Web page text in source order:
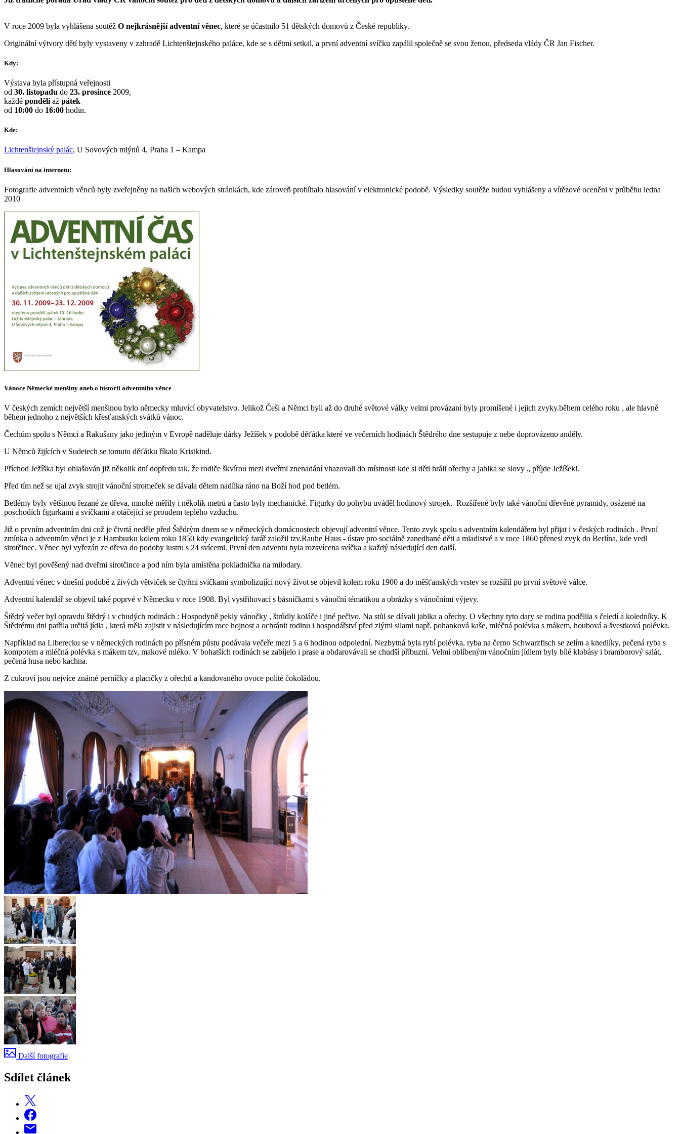
V roce 2009 byla vyhlášena soutěž O nejkrásnější adventní věnec, které se účastnilo 51 dětských domovů z České republiky.
Originální výtvory dětí byly vystaveny v zahradě Lichtenštejnského paláce, kde se s dětmi setkal, a první adventní svíčku zapálil společně se svou ženou, předseda vlády ČR Jan Fischer.
Kdy:
Výstava byla přístupná veřejnosti
od 30. listopadu do 23. prosince 2009,
každé pondělíaž pátek
od 10:00 do 16:00 hodin.
Kde:
Lichtenštejnský palác, U Sovových mlýnů 4, Praha 1 – Kampa
Hlasování na internetu:
Fotografie adventních věnců byly zveřejněny na našich webových stránkách, kde zároveň probíhalo hlasování v elektronické podobě. Výsledky soutěže budou vyhlášeny a vítězové oceněni v průběhu ledna
2010
Vánoce Německé menšiny aneb o historii adventního věnce
V českých zemích největší menšinou bylo německy mluvící obyvatelstvo. Jelikož Češi a Němci byli až do druhé světové války velmi provázaní byly promíšené i jejich zvyky.během celého roku , ale hlavně
během jednoho z největších křesťanských svátků vánoc.
Čechům spolu s Němci a Rakušany jako jediným v Evropě naděluje dárky Ježíšek v podobě děťátka které ve večerních hodinách Štědrého dne sestupuje z nebe doprovázeno anděly.
U Němců žijících v Sudetech se tomuto děťátku říkalo Kristkind.
Příchod Ježíška byl ohlašován již několik dní dopředu tak, že rodiče škvírou mezi dveřmi znenadání vhazovali do místnosti kde si děti hráli ořechy a jablka se slovy „ příjde Ježíšek!.
Před tím než se ujal zvyk strojit vánoční stromeček se dávala dětem nadílka ráno na Boží hod pod betlém.
Betlémy byly většinou řezané ze dřeva, mnohé měřily i několik metrů a často byly mechanické. Figurky do pohybu uváděl hodinový strojek. Rozšířené byly také vánoční dřevěné pyramidy, osázené na
poschodích figurkami a svíčkami a otáčející se proudem teplého vzduchu.
Již o prvním adventním dni což je čtvrtá neděle před Štědrým dnem se v německých domácnostech objevují adventní věnce. Tento zvyk spolu s adventním kalendářem byl přijat i v českých rodinách . První
zmínka o adventním věnci je z Hamburku kolem roku 1850 kdy evangelický farář založil tzv.Rauhe Haus - ústav pro sociálně zanedbané děti a mladistvé a v roce 1860 přenesl zvyk do Berlína, kde vedl
sirotčinec. Věnec byl vyřezán ze dřeva do podoby lustru s 24 svícemi. První den adventu byla rozsvícena svíčka a každý následující den další.
Věnec byl pověšený nad dveřmi sirotčince a pod ním byla umístěna pokladnička na milodary.
Adventní věnec v dnešní podobě z živých větviček se čtyřmi svíčkami symbolizující nový život se objevil kolem roku 1900 a do měšťanských vrstev se rozšířil po první světové válce.
Adventní kalendář se objevil také poprvé v Německu v roce 1908. Byl vystřihovací s básničkami s vánoční tématikou a obrázky s vánočními výjevy.
Štědrý večer byl opravdu štědrý i v chudých rodinách : Hospodyně pekly vánočky , štrůdly koláče i jiné pečivo. Na stůl se dávali jablka a ořechy. O všechny tyto dary se rodina podělila s čeledí a koledníky. K
Štědrému dni patřila určitá jídla , která měla zajistit v následujícím roce hojnost a ochránit rodinu i hospodářství před zlými silami např. pohanková kaše, mléčná polévka s mákem, houbová a švestková polévka.
Například na Liberecku se v německých rodinách po přísném půstu podávala večeře mezi 5 a 6 hodinou odpolední. Nezbytná byla rybí polévka, ryba na černo Schwarzfisch se zelím a knedlíky, pečená ryba s
kompotem a mléčná polévka s mákem tzv, makové mléko. V bohatších rodinách se zabíjelo i prase a obdarovávali se chudší příbuzní. Velmi oblíbeným vánočním jídlem byly bílé klobásy i bramborový salát,
pečená husa nebo kachna.
Z cukroví jsou nejvíce známé perníčky a placičky z ořechů a kandovaného ovoce polité čokoládou.
Další fotografie
Sdílet článek